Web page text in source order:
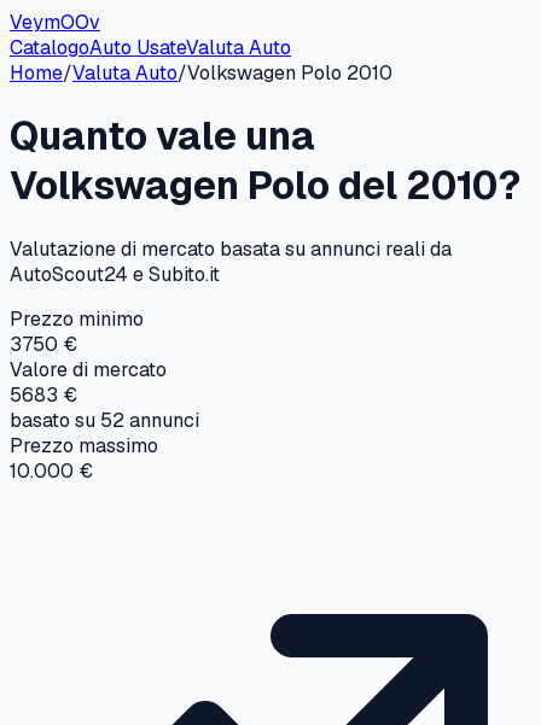
VeymOOv
CatalogoAuto UsateValuta Auto
Home/Valuta Auto/Volkswagen Polo 2010
Quanto vale una
Volkswagen Polo del 2010?
Valutazione di mercato basata su annunci reali da
AutoScout24 e Subito.it
Prezzo minimo
3750 €
Valore di mercato
5683 €
basato su 52annunci
Prezzo massimo
10.000 €